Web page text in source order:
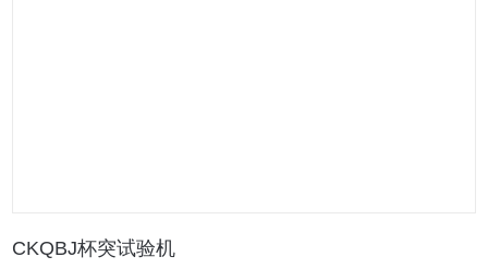
CKQBJ杯突试验机